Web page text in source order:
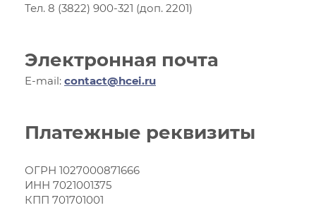
Тел. 8 (3822) 900-321 (доп. 2201)
Электронная почта
E-mail: contact@hcei.ru
Платежные реквизиты
ОГРН 1027000871666
ИНН 7021001375
КПП 701701001